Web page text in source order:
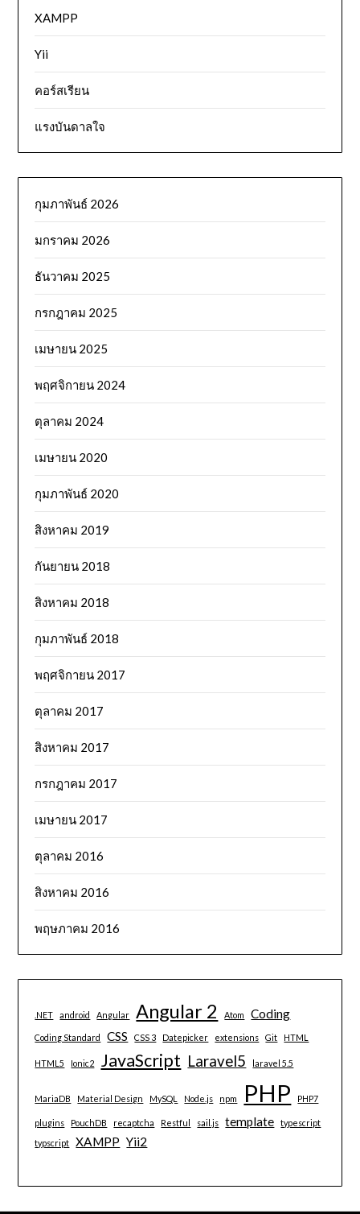
XAMPP
Yii
คอร์สเรียน
แรงบันดาลใจ
กุมภาพันธ์ 2026
มกราคม 2026
ธันวาคม 2025
กรกฎาคม 2025
เมษายน 2025
พฤศจิกายน 2024
ตุลาคม 2024
เมษายน 2020
กุมภาพันธ์ 2020
สิงหาคม 2019
กันยายน 2018
สิงหาคม 2018
กุมภาพันธ์ 2018
พฤศจิกายน 2017
ตุลาคม 2017
สิงหาคม 2017
กรกฎาคม 2017
เมษายน 2017
ตุลาคม 2016
สิงหาคม 2016
พฤษภาคม 2016
.NET android Angular Angular 2 Atom Coding
Coding Standard CSS CSS 3 Datepicker extensions Git HTML
HTML5 Ionic2 JavaScript Laravel5 laravel 5.5
MariaDB Material Design MySQL Node.js npm PHP PHP7
plugins PouchDB recaptcha Restful sail.js template
typescript
typscript
XAMPP Yii2